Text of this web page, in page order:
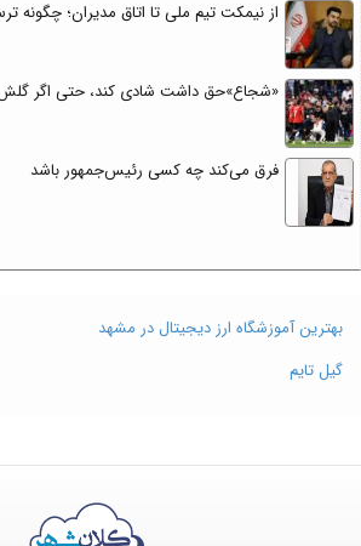
از نیمکت تیم ملی تا اتاق مدیران؛
«شجاع»حق داشت شادی کند، حتی اگر
فرق می‌کند چه کسی رئیس‌جمهور باشد
بهترین آموزشگاه ارز دیجیتال در مشهد
گیل تایم